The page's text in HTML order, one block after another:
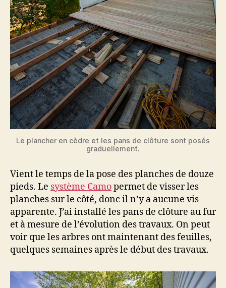
Le plancher en cèdre et les pans de clôture sont posés
graduellement.
Vient le temps de la pose des planches de douze
pieds. Le système Camopermet de visser les
planches sur le côté, donc il n’y a aucune vis
apparente. J’ai installé les pans de clôture au fur
et à mesure de l’évolution des travaux. On peut
voir que les arbres ont maintenant des feuilles,
quelques semaines après le début des travaux.